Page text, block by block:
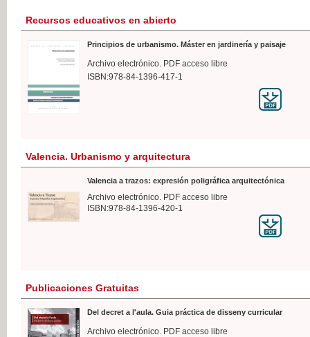
Recursos educativos en abierto
Principios de urbanismo. Máster en jardinería y paisaje
Archivo electrónico. PDF acceso libre
ISBN:978-84-1396-417-1
Valencia. Urbanismo y arquitectura
Valencia a trazos: expresión poligráfica arquitectónica
Archivo electrónico. PDF acceso libre
ISBN:978-84-1396-420-1
Publicaciones Gratuitas
Del decret a l'aula. Guia práctica de disseny curricular
Archivo electrónico. PDF acceso libre